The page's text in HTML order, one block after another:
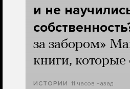
и не
за забором»
книги,
ИСТОРИИ 11 часов назад